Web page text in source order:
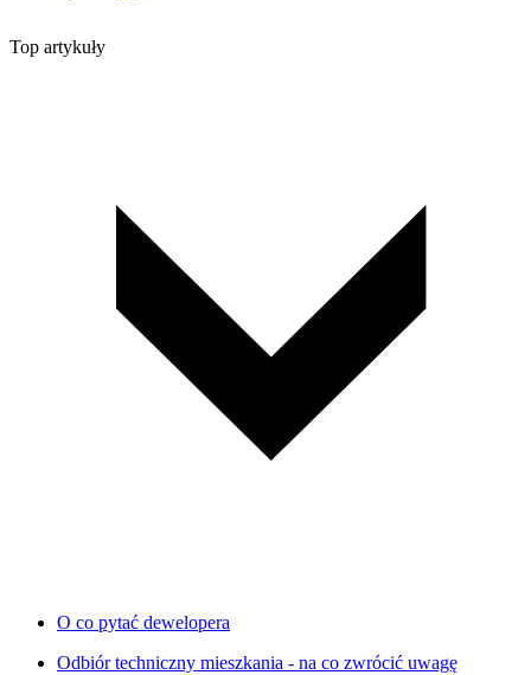
Top artykuły
O co pytać dewelopera
Odbiór techniczny mieszkania - na co zwrócić uwagę